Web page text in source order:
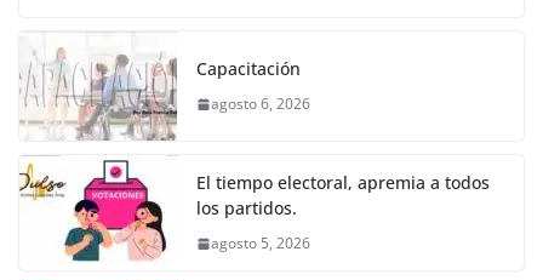
k
c
e
b
o
o
k
itt
er s
A
p
e
n
er
Capacitación
agosto 6, 2026
El tiempo electoral, apremia a todos
los partidos.
agosto 5, 2026